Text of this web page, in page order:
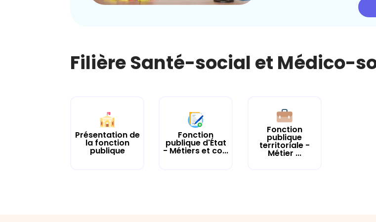
Filière Santé-social et Médico-
Présentation de
la fonction
publique
Fonction
publique d'État
- Métiers et co...
Fonction
publique
territoriale -
Métier ...